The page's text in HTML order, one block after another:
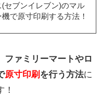
(セブンイレブン)のマル
で原寸印刷する方法！
ファミリーマートやロ
原寸印刷 を行う方法に